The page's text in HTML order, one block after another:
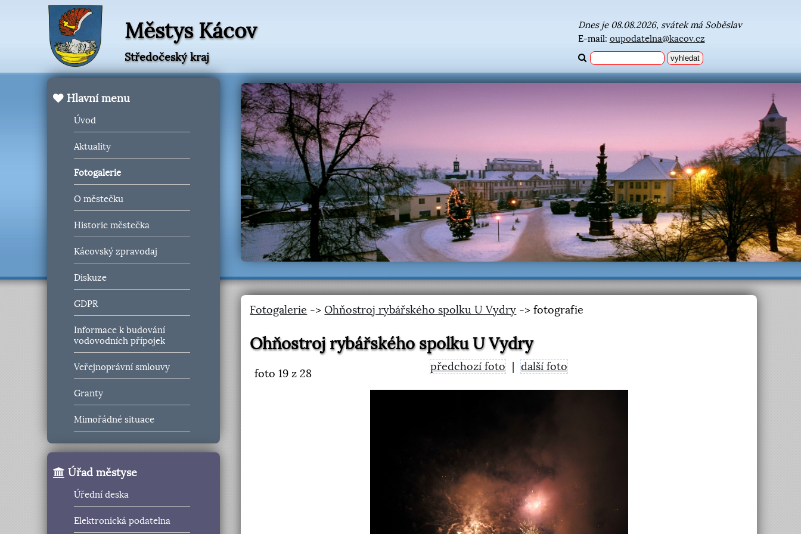
Městys Kácov
Středočeský kraj
Dnes je 08.08.2026, svátek má Soběslav
E-mail: oupodatelna@kacov.cz
Hlavní menu
Úvod
Aktuality
Fotogalerie
O městečku
Historie městečka
Kácovský zpravodaj
Diskuze
GDPR
Informace k budování
vodovodních přípojek
Veřejnoprávní smlouvy
Granty
Mimořádné situace
Úřad městyse
Úřední deska
Elektronická podatelna
Fotogalerie ->Ohňostroj rybářského spolku U Vydry -> fotografie
Ohňostroj rybářského spolku U Vydry
foto19 z 28
předchozí foto další foto